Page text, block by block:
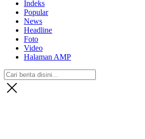
Indeks
Popular
News
Headline
Foto
Video
Halaman AMP